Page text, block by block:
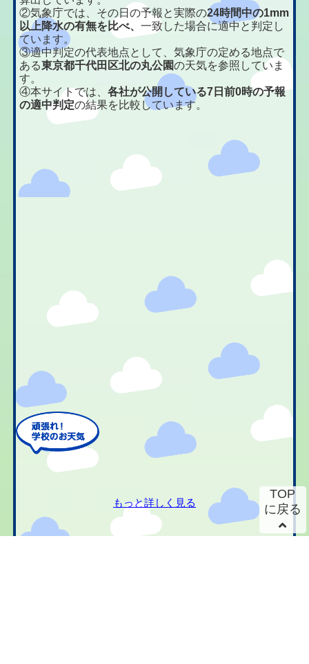
②気象庁では、その日の予報と実際の24時間中の1mm
以上降水の有無を比べ、一致した場合に適中と判定し
ています。
③適中判定の代表地点として、気象庁の定める地点で
ある東京都千代田区北の丸公園の天気を参照していま
す。
④本サイトでは、各社が公開している7日前0時の予報
の適中判定の結果を比較しています。
もっと詳しく見る
TOP
に戻る